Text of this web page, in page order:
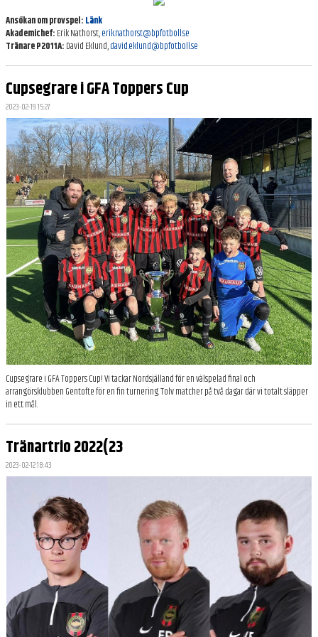
Ansökan om provspel: Länk
Akademichef: Erik Nathorst,erik.nathorst@bpfotboll.se
Tränare P2011A: David Eklund,david.eklund@bpfotboll.se
Cupsegrare i GFA Toppers Cup
2023-02-19 15:27
Cupsegrare i GFA Toppers Cup! Vi tackar Nordsjälland för en välspelad final och
arrangörsklubben Gentofte för en fin turnering. Tolv matcher på två dagar där vi totalt släpper
in ett mål.
Tränartrio 2022(23
2023-02-12 18:43